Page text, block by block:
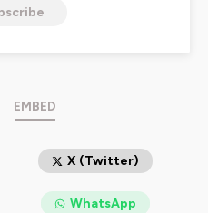
vous inspirer, mais
:
ausha.co/politique-de-
EMBED
X (Twitter)
WhatsApp